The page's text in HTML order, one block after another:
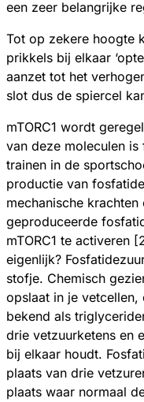
een zeer belangrijke
Tot op zekere hoogte
prikkels bij elkaar
aanzet tot het
slot dus de spiercel
mTORC1 wordt
van deze moleculen
trainen in de
productie van
mechanische
geproduceerde
mTORC1 te activeren
eigenlijk?
stofje. Chemisch
opslaat in je
bekend als
drie vetzuurketens en
bij elkaar houdt.
plaats van drie
plaats waar normaal